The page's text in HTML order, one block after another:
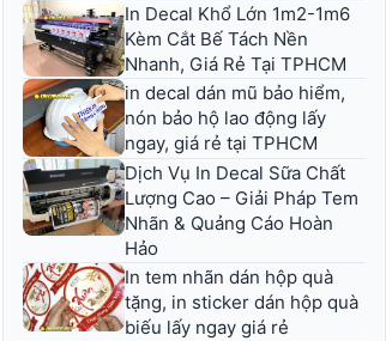
In Decal Khổ Lớn 1m2-1m6
Kèm Cắt Bế Tách Nền
Nhanh, Giá Rẻ Tại TPHCM
in decal dán mũ bảo hiểm,
nón bảo hộ lao động lấy
ngay, giá rẻ tại TPHCM
Dịch Vụ In Decal Sữa Chất
Lượng Cao – Giải Pháp Tem
Nhãn & Quảng Cáo Hoàn
Hảo
In tem nhãn dán hộp quà
tặng, in sticker dán hộp quà
biếu lấy ngay giá rẻ